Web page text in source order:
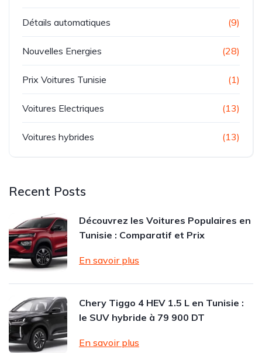
Détails automatiques (9)
Nouvelles Energies (28)
Prix Voitures Tunisie (1)
Voitures Electriques (13)
Voitures hybrides (13)
Recent Posts
Découvrez les Voitures Populaires en
Tunisie : Comparatif et Prix
En savoir plus
Chery Tiggo 4 HEV 1.5 L en Tunisie :
le SUV hybride à 79 900 DT
En savoir plus